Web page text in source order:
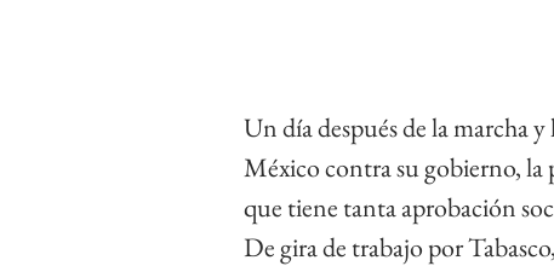
Un día después de la marcha
México contra su gobierno, la
que tiene tanta aprobación
De gira de trabajo por